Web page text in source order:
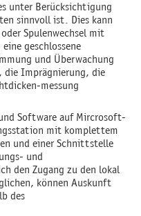
unter Berücksichtigung
sinnvoll ist. Dies kann
Spulenwechsel mit
geschlossene
und Überwachung
die Imprägnierung, die
messung
Software auf Mircrosoft-
mit komplettem
und einer Schnittstelle
und
den Zugang zu den lokal
können Auskunft
des